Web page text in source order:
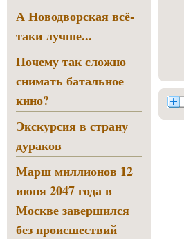
А Новодворская всё-
таки лучше...
Почему так сложно
снимать батальное
кино?
Экскурсия в страну
дураков
Марш миллионов 12
июня 2047 года в
Москве завершился
без происшествий